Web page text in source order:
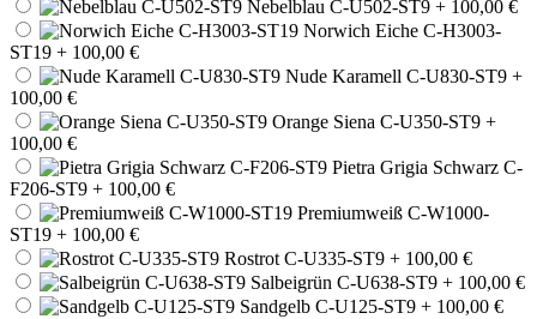
Nebelblau C-U502-ST9 + 100,00 €
Norwich Eiche C-H3003-
ST19 + 100,00 €
Nude Karamell C-U830-ST9 +
100,00 €
Orange Siena C-U350-ST9 +
100,00 €
Pietra Grigia Schwarz C-
F206-ST9 + 100,00 €
Premiumweiß C-W1000-
ST19 + 100,00 €
Rostrot C-U335-ST9 + 100,00 €
Salbeigrün C-U638-ST9 + 100,00 €
Sandgelb C-U125-ST9 + 100,00 €